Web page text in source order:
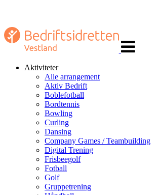
navigasjon
Aktiviteter
Alle arrangement
Aktiv Bedrift
Boblefotball
Bordtennis
Bowling
Curling
Dansing
Company Games / Teambuilding
Digital Trening
Frisbeegolf
Fotball
Golf
Gruppetrening